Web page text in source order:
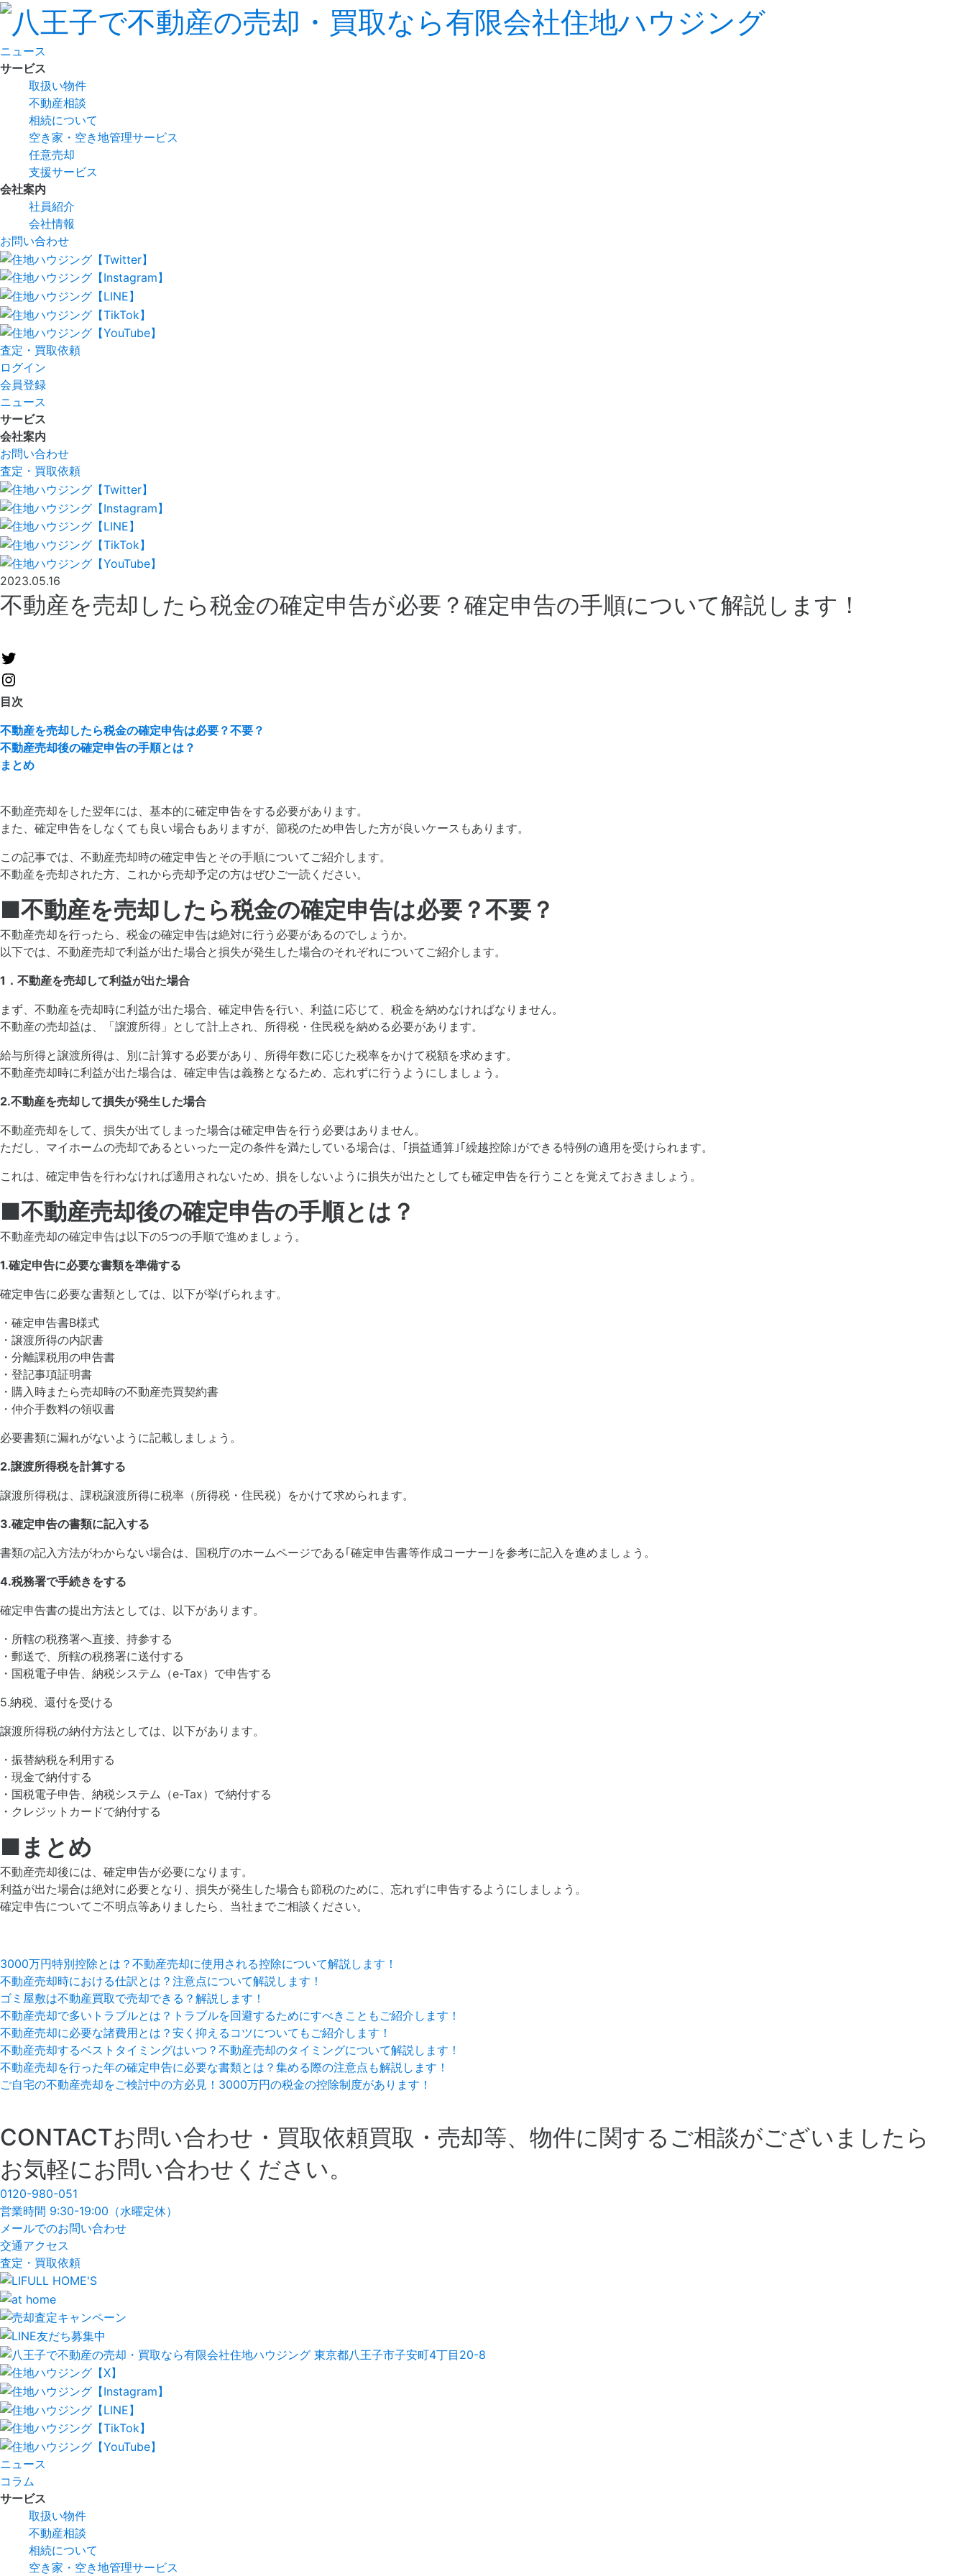
ニュース
サービス
取扱い物件
不動産相談
相続について
空き家・空き地管理サービス
任意売却
支援サービス
会社案内
社員紹介
会社情報
お問い合わせ
査定 ・ 買取依頼
ログイン
会員登録
ニュース
サービス
会社案内
お問い合わせ
査定 ・ 買取依頼
2023.05.16
不動産を売却したら税金の確定申告が必要？確定申告の手順について解説します！
目次
不動産を売却したら税金の確定申告は必要？不要？
不動産売却後の確定申告の手順とは？
まとめ
不動産売却をした翌年には、基本的に確定申告をする必要があります。
また、確定申告をしなくても良い場合もありますが、節税のため申告した方が良いケースもあります。
この記事では、不動産売却時の確定申告とその手順についてご紹介します。
不動産を売却された方、これから売却予定の方はぜひご一読ください。
■不動産を売却したら税金の確定申告は必要？不要？
不動産売却を行ったら、税金の確定申告は絶対に行う必要があるのでしょうか。
以下では、不動産売却で利益が出た場合と損失が発生した場合のそれぞれについてご紹介します。
1．不動産を売却して利益が出た場合
まず、不動産を売却時に利益が出た場合、確定申告を行い、利益に応じて、税金を納めなければなりません。
不動産の売却益は、「譲渡所得」として計上され、所得税・住民税を納める必要があります。
給与所得と譲渡所得は、別に計算する必要があり、所得年数に応じた税率をかけて税額を求めます。
不動産売却時に利益が出た場合は、確定申告は義務となるため、忘れずに行うようにしましょう。
2.不動産を売却して損失が発生した場合
不動産売却をして、損失が出てしまった場合は確定申告を行う必要はありません。
ただし、マイホームの売却であるといった一定の条件を満たしている場合は、｢損益通算｣｢繰越控除｣ができる特例の適用を受けられます。
これは、確定申告を行わなければ適用されないため、損をしないように損失が出たとしても確定申告を行うことを覚えておきましょう。
■不動産売却後の確定申告の手順とは？
不動産売却の確定申告は以下の5つの手順で進めましょう。
1.確定申告に必要な書類を準備する
確定申告に必要な書類としては、以下が挙げられます。
・確定申告書B様式
・譲渡所得の内訳書
・分離課税用の申告書
・登記事項証明書
・購入時またら売却時の不動産売買契約書
・仲介手数料の領収書
必要書類に漏れがないように記載しましょう。
2.譲渡所得税を計算する
譲渡所得税は、課税譲渡所得に税率（所得税・住民税）をかけて求められます。
3.確定申告の書類に記入する
書類の記入方法がわからない場合は、国税庁のホームページである｢確定申告書等作成コーナー｣を参考に記入を進めましょう。
4.税務署で手続きをする
確定申告書の提出方法としては、以下があります。
・所轄の税務署へ直接、持参する
・郵送で、所轄の税務署に送付する
・国税電子申告、納税システム（e-Tax）で申告する
5.納税、還付を受ける
譲渡所得税の納付方法としては、以下があります。
・振替納税を利用する
・現金で納付する
・国税電子申告、納税システム（e-Tax）で納付する
・クレジットカードで納付する
■まとめ
不動産売却後には、確定申告が必要になります。
利益が出た場合は絶対に必要となり、損失が発生した場合も節税のために、忘れずに申告するようにしましょう。
確定申告についてご不明点等ありましたら、当社までご相談ください。
3000万円特別控除とは？不動産売却に使用される控除について解説します！
不動産売却時における仕訳とは？注意点について解説します！
ゴミ屋敷は不動産買取で売却できる？解説します！
不動産売却で多いトラブルとは？トラブルを回避するためにすべきこともご紹介します！
不動産売却に必要な諸費用とは？安く抑えるコツについてもご紹介します！
不動産売却するベストタイミングはいつ？不動産売却のタイミングについて解説します！
不動産売却を行った年の確定申告に必要な書類とは？集める際の注意点も解説します！
ご自宅の不動産売却をご検討中の方必見！3000万円の税金の控除制度があります！
CONTACTお問い合わせ・買取依頼買取・売却等、物件に関するご相談がございましたら
お気軽にお問い合わせください。
0120-980-051
営業時間 9:30-19:00（水曜定休）
メールでのお問い合わせ
交通アクセス
査定・買取依頼
ニュース
コラム
サービス
取扱い物件
不動産相談
相続について
空き家・空き地管理サービス